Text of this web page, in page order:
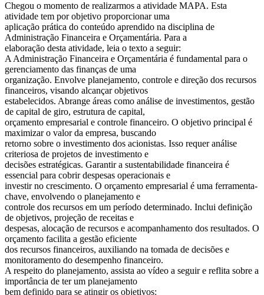
Chegou o momento de realizarmos a atividade MAPA. Esta
atividade tem por objetivo proporcionar uma
aplicação prática do conteúdo aprendido na disciplina de
Administração Financeira e Orçamentária. Para a
elaboração desta atividade, leia o texto a seguir:
A Administração Financeira e Orçamentária é fundamental para o
gerenciamento das finanças de uma
organização. Envolve planejamento, controle e direção dos recursos
financeiros, visando alcançar objetivos
estabelecidos. Abrange áreas como análise de investimentos, gestão
de capital de giro, estrutura de capital,
orçamento empresarial e controle financeiro. O objetivo principal é
maximizar o valor da empresa, buscando
retorno sobre o investimento dos acionistas. Isso requer análise
criteriosa de projetos de investimento e
decisões estratégicas. Garantir a sustentabilidade financeira é
essencial para cobrir despesas operacionais e
investir no crescimento. O orçamento empresarial é uma ferramenta-
chave, envolvendo o planejamento e
controle dos recursos em um período determinado. Inclui definição
de objetivos, projeção de receitas e
despesas, alocação de recursos e acompanhamento dos resultados. O
orçamento facilita a gestão eficiente
dos recursos financeiros, auxiliando na tomada de decisões e
monitoramento do desempenho financeiro.
A respeito do planejamento, assista ao vídeo a seguir e reflita sobre a
importância de ter um planejamento
bem definido para se atingir os objetivos: